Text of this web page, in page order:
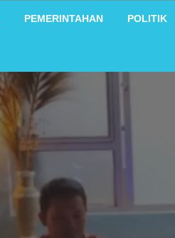
PEMERINTAHAN POLITIK